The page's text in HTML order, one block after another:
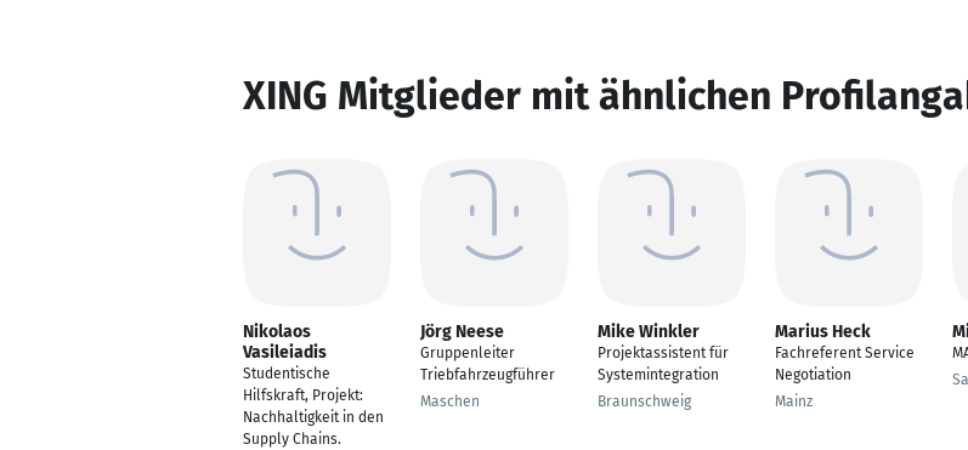
XING Mitglieder mit ähnlichen
Nikolaos
Vasileiadis
Studentische
Hilfskraft, Projekt:
Nachhaltigkeit in den
Supply Chains.
Jörg Neese
Gruppenleiter
Triebfahrzeugführer
Maschen
Mike Winkler
Projektassistent für
Systemintegration
Braunschweig
Marius Heck
Fachreferent Service
Negotiation
Mainz